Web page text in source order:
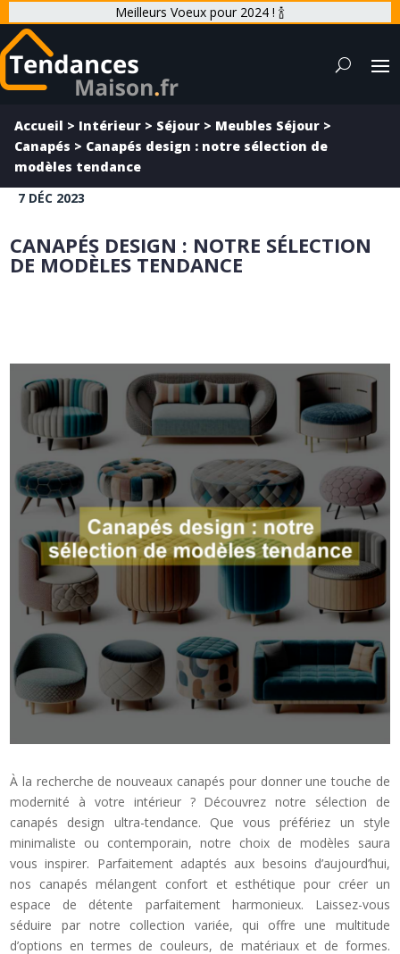
Meilleurs Voeux pour 2024 ! 🍾
Accueil > Intérieur > Séjour > Meubles Séjour >
Canapés > Canapés design : notre sélection de
modèles tendance
7 DÉC 2023
CANAPÉS DESIGN : NOTRE SÉLECTION
DE MODÈLES TENDANCE
À la recherche de nouveaux canapés pour donner une touche de
modernité à votre intérieur ? Découvrez notre sélection de
canapés design ultra-tendance. Que vous préfériez un style
minimaliste ou contemporain, notre choix de modèles saura
vous inspirer. Parfaitement adaptés aux besoins d’aujourd’hui,
nos canapés mélangent confort et esthétique pour créer un
espace de détente parfaitement harmonieux. Laissez-vous
séduire par notre collection variée, qui offre une multitude
d’options en termes de couleurs, de matériaux et de formes.